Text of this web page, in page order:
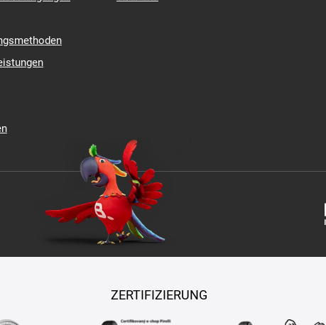
ZERTIFIZIERUNG